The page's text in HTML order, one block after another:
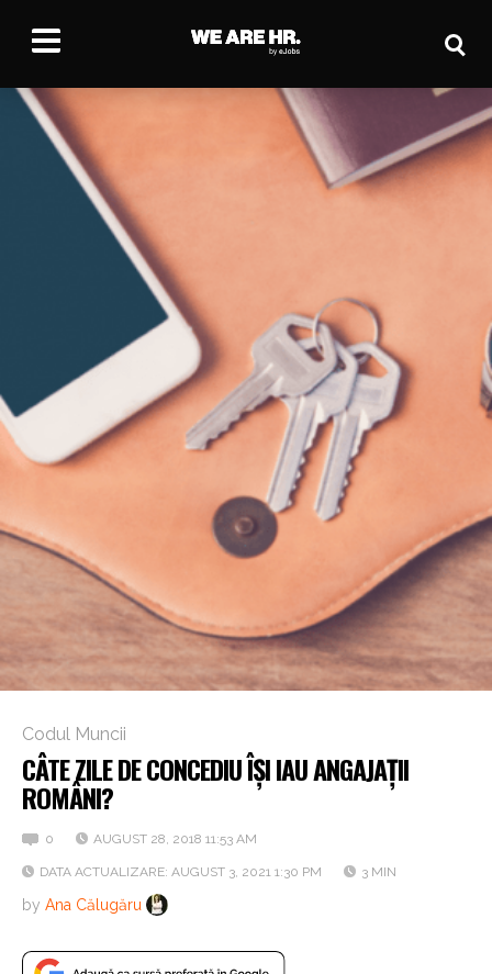
Codul Muncii
CÂTE ZILE DE CONCEDIU ÎȘI IAU ANGAJAȚII
ROMÂNI?
0 AUGUST 28, 2018 11:53 AM
DATA ACTUALIZARE: AUGUST 3, 2021 1:30 PM 3 MIN
by Ana Călugăru